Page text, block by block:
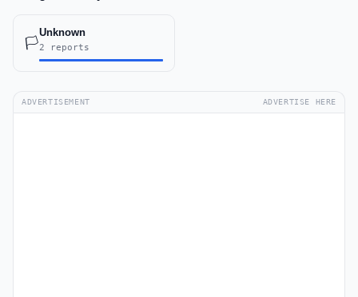
🏳️
Unknown
2 reports
ADVERTISEMENT ADVERTISE HERE